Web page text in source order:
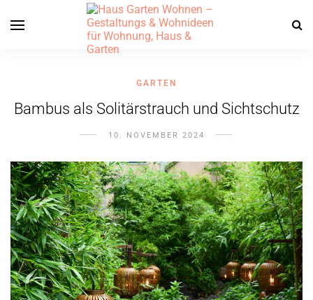
GARTEN
Bambus als Solitärstrauch und Sichtschutz
10. NOVEMBER 2024